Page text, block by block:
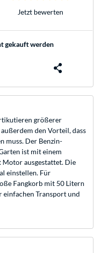
Jetzt bewerten
gekauft werden
größerer
den Vorteil, dass
muss. Der Benzin-
ist mit einem
ausgestattet. Die
einstellen. Für
Fangkorb mit 50 Litern
Transport und